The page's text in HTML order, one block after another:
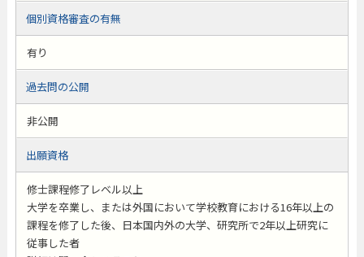
個別資格審査の有無
有り
過去問の公開
非公開
出願資格
修士課程修了レベル以上
大学を卒業し、または外国において学校教育における16年以上の
課程を修了した後、日本国内外の大学、研究所で2年以上研究に
従事した者